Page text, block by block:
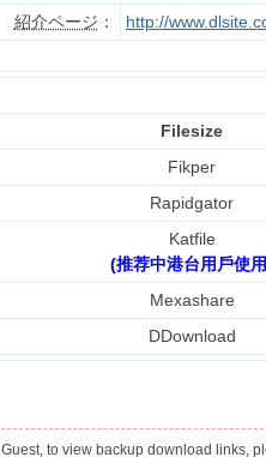
紹介ページ ： http://
Filesize
Fikper
Rapidgator
Katfile
(推荐中港台用戶使
Mexashare
DDownload
Guest, to view backup download links,